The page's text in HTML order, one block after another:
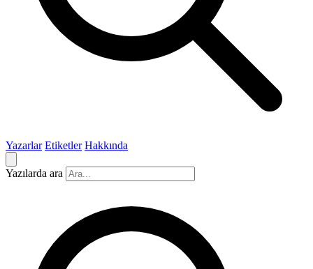
Yazarlar Etiketler Hakkında
Yazılarda ara